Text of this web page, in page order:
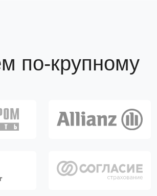
по-крупному